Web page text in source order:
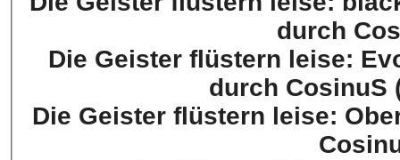
durch
Die Geister flüstern leise:
durch CosinuS
Die Geister flüstern leise: